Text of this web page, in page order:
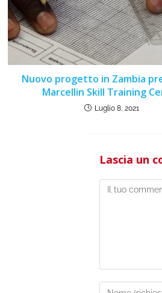
Nuovo progetto in Zambia
Marcellin Skill Training
Luglio 8, 2021
Lascia un